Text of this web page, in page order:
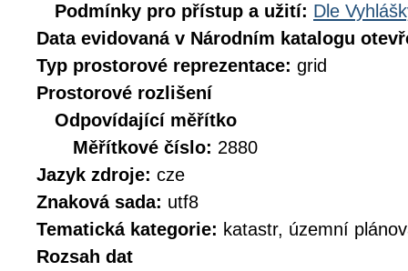
Podmínky pro přístup a užití: Dle
Data evidovaná v Národním katalogu
Typ prostorové reprezentace: grid
Prostorové rozlišení
Odpovídající měřítko
Měřítkové číslo: 2880
Jazyk zdroje: cze
Znaková sada: utf8
Tematická kategorie: katastr, územní
Rozsah dat